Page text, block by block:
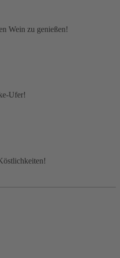
Wein zu genießen!
Ufer!